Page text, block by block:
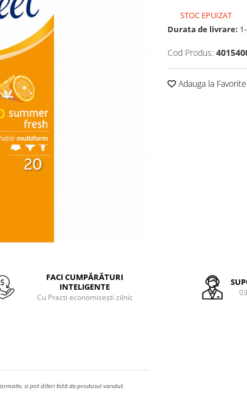
STOC EPUIZAT
Durata de livrare:
Cod Produs:
Adauga la Favorite
FACI CUMPĂRĂTURI
INTELIGENTE
Cu Practi economisești zilnic
si pot diferi fată de produsul vandut.